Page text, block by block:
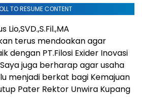
TO RESUME CONTENT
terus mendoakan agar
dengan PT.Filosi Exider Inovasi
juga berharap agar usaha
menjadi berkat bagi Kemajuan
Pater Rektor Unwira Kupang